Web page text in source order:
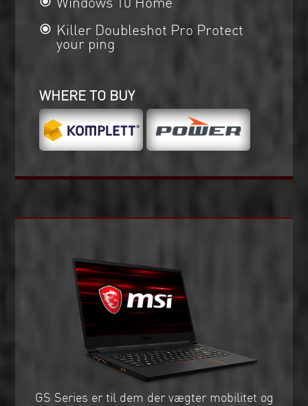
Killer Doubleshot Pro Protect
your ping
WHERE TO BUY
GS Series er til dem der vægter mobilitet og